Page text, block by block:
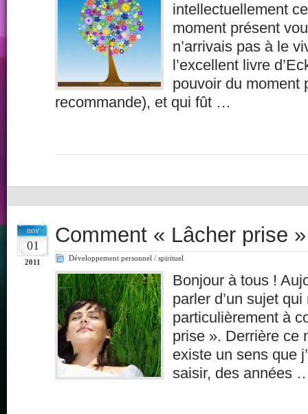
intellectuellement
moment présent
n’arrivais pas à le
l’excellent livre
pouvoir du moment
recommande), et qui fût …
nov
01
2011
Comment « Lâcher prise
Développement personnel / spirituel
Bonjour à tous !
parler d’un sujet
particulièrement à
prise ». Derrière ce
existe un sens que
saisir, des années